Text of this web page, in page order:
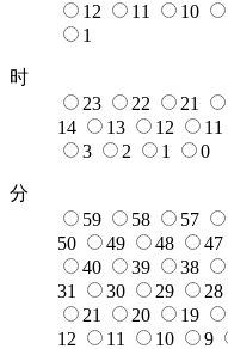
12
11 10
1
时
23
22 21
14
13 12 11
3
2 1 0
分
59
58 57
50
49 48 47
40
39 38
31
30 29 28
21
20 19
12
11 10 9